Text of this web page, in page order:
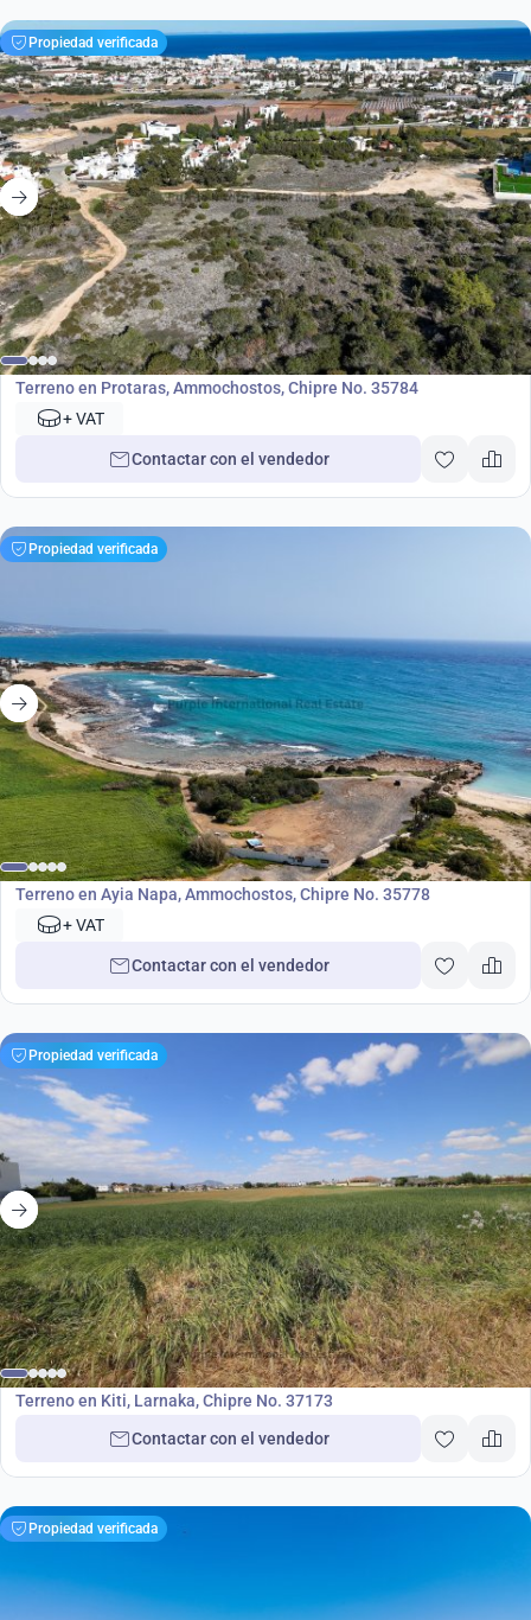
Propiedad verificada
€2 000 000
Terreno
Terreno en Protaras, Ammochostos, Chipre No. 35784
+ VAT
Contactar con el vendedor
Propiedad verificada
€4 450 000
Terreno
Terreno en Ayia Napa, Ammochostos, Chipre No. 35778
+ VAT
Contactar con el vendedor
Propiedad verificada
€585 000
Terreno
Terreno en Kiti, Larnaka, Chipre No. 37173
Contactar con el vendedor
Propiedad verificada